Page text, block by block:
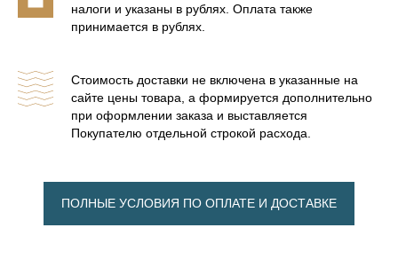
налоги и указаны в рублях. Оплата также
принимается в рублях.
Стоимость доставки не включена в указанные на
сайте цены товара, а формируется дополнительно
при оформлении заказа и выставляется
Покупателю отдельной строкой расхода.
ПОЛНЫЕ УСЛОВИЯ ПО ОПЛАТЕ И ДОСТАВКЕ